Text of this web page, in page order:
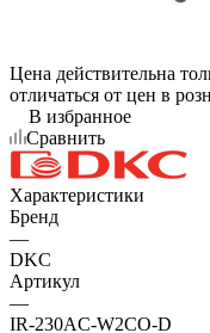
Цена действительна
отличаться от цен в
В избранное
Сравнить
Характеристики
Бренд
—
DKC
Артикул
—
IR-230AC-W2CO-D